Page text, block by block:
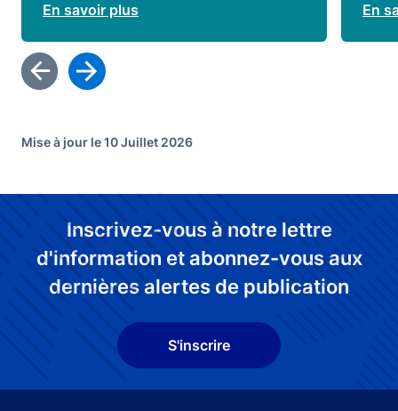
En savoir plus En
Mise à jour le 10 Juillet 2026
Inscrivez-vous à notre lettre
d'information et abonnez-vous aux
dernières alertes de publication
S'inscrire